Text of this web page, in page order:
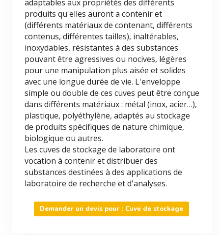
adaptables aux propriétés des différents
produits qu'elles auront a contenir et
(différents matériaux de contenant, différents
contenus, différentes tailles), inaltérables,
inoxydables, résistantes à des substances
pouvant être agressives ou nocives, légères
pour une manipulation plus aisée et solides
avec une longue durée de vie. L'enveloppe
simple ou double de ces cuves peut être conçue
dans différents matériaux : métal (inox, acier…),
plastique, polyéthylène, adaptés au stockage
de produits spécifiques de nature chimique,
biologique ou autres.
Les cuves de stockage de laboratoire ont
vocation à contenir et distribuer des
substances destinées à des applications de
laboratoire de recherche et d'analyses.
Demander un devis pour : Cuve de stockage